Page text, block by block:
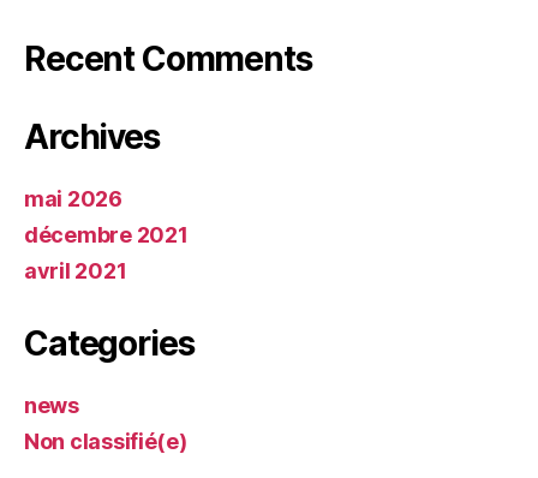
Recent Comments
Archives
mai 2026
décembre 2021
avril 2021
Categories
news
Non classifié(e)